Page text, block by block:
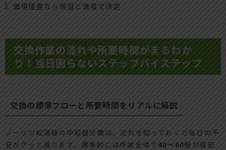
価格僅差なら保証と速度で決定
交換作業の流れや所要時間がまるわか
り！当日困らないステップバイステップ
交換の標準フローと所要時間をリアルに解説
ノーリツ給湯器の中和器交換は、流れを知っておくと当日の不
安がグッと減ります。標準的には作業全体で40〜60分 が目安